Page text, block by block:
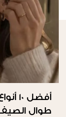
طوال